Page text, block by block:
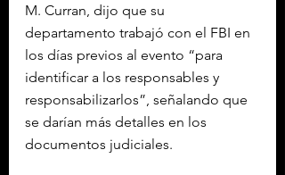
M. Curran, dijo que su
departamento trabajó con el FBI en
los días previos al evento “para
identificar a los responsables y
responsabilizarlos”, señalando que
se darían más detalles en los
documentos judiciales.